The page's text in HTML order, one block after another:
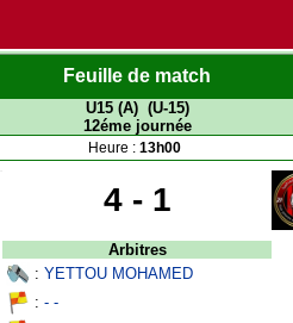
Feuille de match
U15 (A) (U-15)
12éme journée
Heure : 13h00
4 -1
Arbitres
: YETTOU MOHAMED
: - -